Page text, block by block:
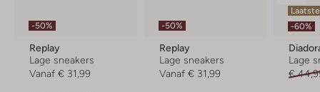
-50%
Replay
Lage sneakers
Vanaf € 31,99
-50%
Replay
Lage sneakers
Vanaf € 31,99
-60%
Lage
€